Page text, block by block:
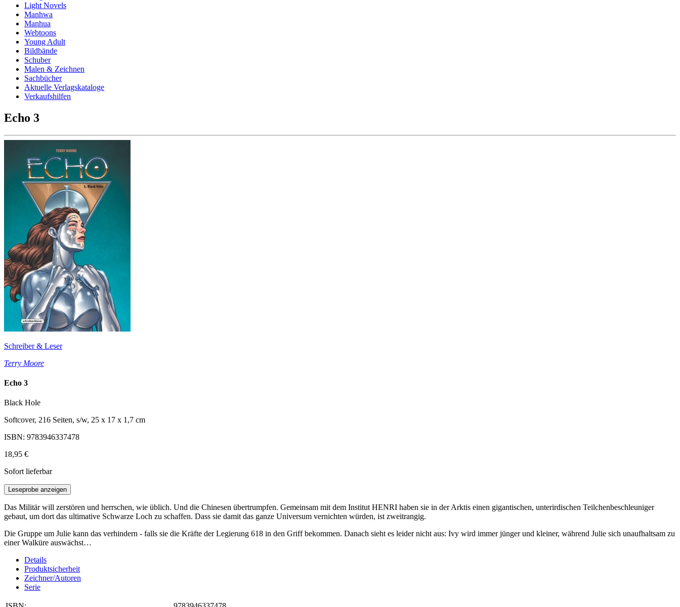
Light Novels
Manhwa
Manhua
Webtoons
Young Adult
Bildbände
Schuber
Malen & Zeichnen
Sachbücher
Aktuelle Verlagskataloge
Verkaufshilfen
Echo 3
Schreiber & Leser
Terry Moore
Echo 3
Black Hole
Softcover, 216 Seiten, s/w, 25 x 17 x 1,7 cm
ISBN: 9783946337478
18,95 €
Sofort lieferbar
Leseprobe anzeigen
Das Militär will zerstören und herrschen, wie üblich. Und die Chinesen übertrumpfen. Gemeinsam mit dem Institut HENRI haben sie in der Arktis einen gigantischen, unterirdischen Teilchenbeschleuniger
gebaut, um dort das ultimative Schwarze Loch zu schaffen. Dass sie damit das ganze Universum vernichten würden, ist zweitrangig.
Die Gruppe um Julie kann das verhindern - falls sie die Kräfte der Legierung 618 in den Griff bekommen. Danach sieht es leider nicht aus: Ivy wird immer jünger und kleiner, während Julie sich unaufhaltsam zu
einer Walküre auswächst…
Details
Produktsicherheit
Zeichner/Autoren
Serie